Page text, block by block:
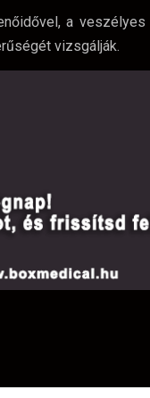
a
vizsgálják.